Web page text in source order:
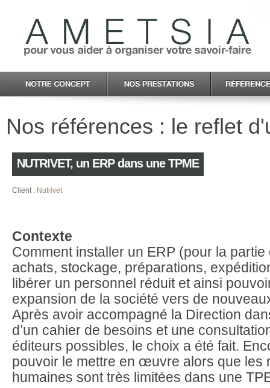
Nos références : le reflet
NUTRIVET, un ERP dans une TPME
Client : Nutrivet
Contexte
Comment installer un ERP (pour la
achats, stockage, préparations,
libérer un personnel réduit et ainsi
expansion de la société vers de
Après avoir accompagné la Direction
d’un cahier de besoins et une
éditeurs possibles, le choix a été fait.
pouvoir le mettre en œuvre alors que les
humaines sont très limitées dans une